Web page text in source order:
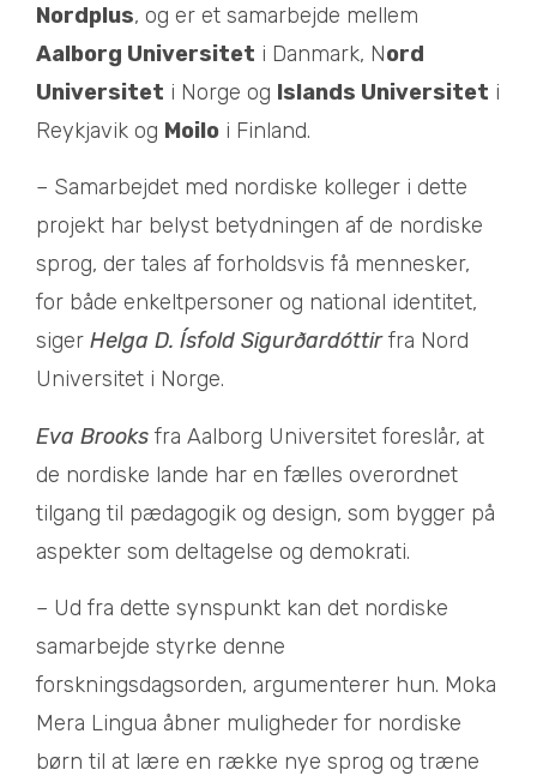
Nordplus, og er et samarbejde mellem
Aalborg Universitet i Danmark, Nord
Universitet i Norge og Islands Universitet i
Reykjavik og Moilo i Finland.
– Samarbejdet med nordiske kolleger i dette
projekt har belyst betydningen af de nordiske
sprog, der tales af forholdsvis få mennesker,
for både enkeltpersoner og national identitet,
siger Helga D. Ísfold Sigurðardóttirfra Nord
Universitet i Norge.
Eva Brooks fra Aalborg Universitet foreslår, at
de nordiske lande har en fælles overordnet
tilgang til pædagogik og design, som bygger på
aspekter som deltagelse og demokrati.
– Ud fra dette synspunkt kan det nordiske
samarbejde styrke denne
forskningsdagsorden, argumenterer hun. Moka
Mera Lingua åbner muligheder for nordiske
børn til at lære en række nye sprog og træne